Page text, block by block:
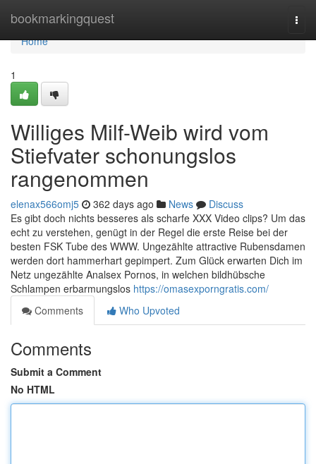
bookmarkingquest
Home
Home
1
Williges Milf-Weib wird vom
Stiefvater schonungslos
rangenommen
elenax566omj5 362 days ago News
Discuss
Es gibt doch nichts besseres als scharfe XXX Video clips? Um das
echt zu verstehen, genügt in der Regel die erste Reise bei der
besten FSK Tube des WWW. Ungezählte attractive Rubensdamen
werden dort hammerhart gepimpert. Zum Glück erwarten Dich im
Netz ungezählte Analsex Pornos, in welchen bildhübsche
Schlampen erbarmungslos https://omasexporngratis.com/
Comments
Who Upvoted
Comments
Submit a Comment
No HTML